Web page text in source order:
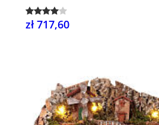
zł 717,60